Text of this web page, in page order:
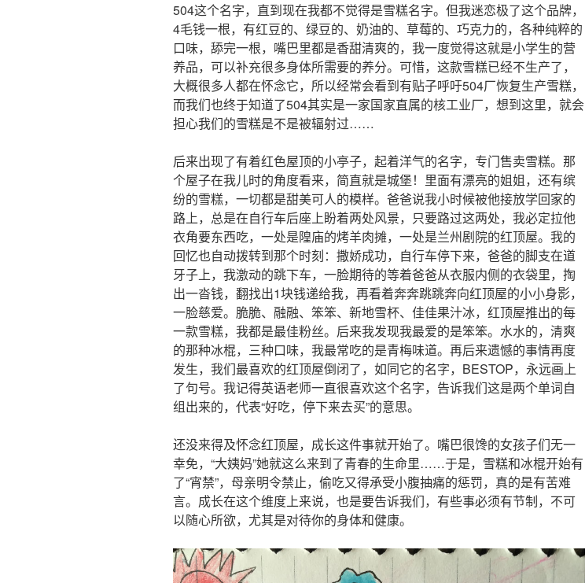
504这个名字，直到现在我都不觉得是雪糕名字。但我迷恋极了这个品牌，
4毛钱一根，有红豆的、绿豆的、奶油的、草莓的、巧克力的，各种纯粹的
口味，舔完一根，嘴巴里都是香甜清爽的，我一度觉得这就是小学生的营
养品，可以补充很多身体所需要的养分。可惜，这款雪糕已经不生产了，
大概很多人都在怀念它，所以经常会看到有贴子呼吁504厂恢复生产雪糕，
而我们也终于知道了504其实是一家国家直属的核工业厂，想到这里，就会
担心我们的雪糕是不是被辐射过……
后来出现了有着红色屋顶的小亭子，起着洋气的名字，专门售卖雪糕。那
个屋子在我儿时的角度看来，简直就是城堡！里面有漂亮的姐姐，还有缤
纷的雪糕，一切都是甜美可人的模样。爸爸说我小时候被他接放学回家的
路上，总是在自行车后座上盼着两处风景，只要路过这两处，我必定拉他
衣角要东西吃，一处是隍庙的烤羊肉摊，一处是兰州剧院的红顶屋。我的
回忆也自动拨转到那个时刻：撒娇成功，自行车停下来，爸爸的脚支在道
牙子上，我激动的跳下车，一脸期待的等着爸爸从衣服内侧的衣袋里，掏
出一沓钱，翻找出1块钱递给我，再看着奔奔跳跳奔向红顶屋的小小身影，
一脸慈爱。脆脆、融融、笨笨、新地雪杯、佳佳果汁冰，红顶屋推出的每
一款雪糕，我都是最佳粉丝。后来我发现我最爱的是笨笨。水水的，清爽
的那种冰棍，三种口味，我最常吃的是青梅味道。再后来遗憾的事情再度
发生，我们最喜欢的红顶屋倒闭了，如同它的名字，BESTOP，永远画上
了句号。我记得英语老师一直很喜欢这个名字，告诉我们这是两个单词自
组出来的，代表“好吃，停下来去买”的意思。
还没来得及怀念红顶屋，成长这件事就开始了。嘴巴很馋的女孩子们无一
幸免，“大姨妈”她就这么来到了青春的生命里……于是，雪糕和冰棍开始有
了“宵禁”，母亲明令禁止，偷吃又得承受小腹抽痛的惩罚，真的是有苦难
言。成长在这个维度上来说，也是要告诉我们，有些事必须有节制，不可
以随心所欲，尤其是对待你的身体和健康。